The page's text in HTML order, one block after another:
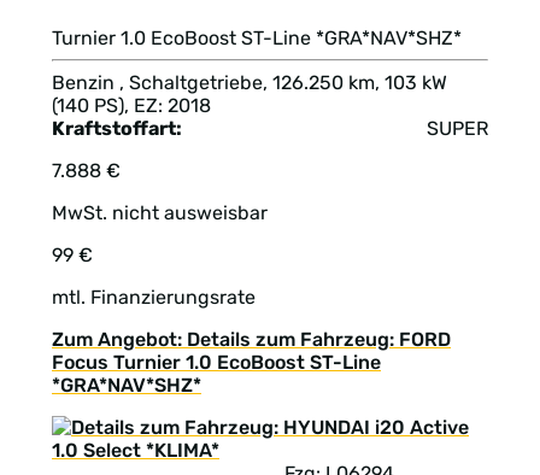
Turnier 1.0 EcoBoost ST-Line *GRA*NAV*SHZ*
Benzin , Schaltgetriebe, 126.250 km, 103 kW
(140 PS), EZ: 2018
Kraftstoffart:
SUPER
7.888 €
MwSt. nicht ausweisbar
99 €
mtl. Finanzierungsrate
Zum Angebot: Details zum Fahrzeug: FORD
Focus Turnier 1.0 EcoBoost ST-Line
*GRA*NAV*SHZ*